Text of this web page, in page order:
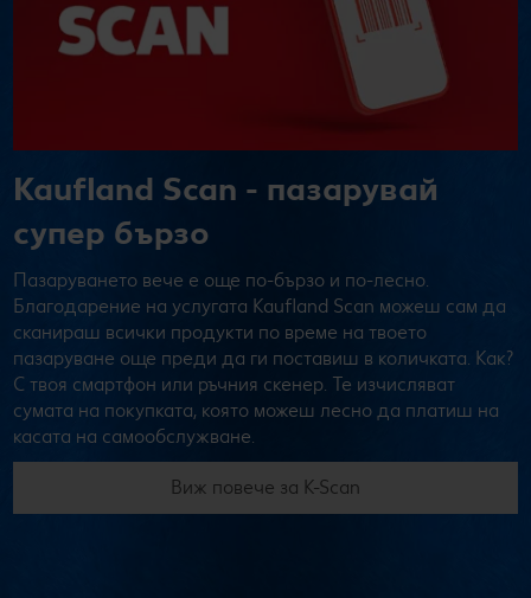
Kaufland Scan - пазарувай
супер бързо
Пазаруването вече е още по-бързо и по-лесно.
Благодарение на услугата Kaufland Scan можеш сам да
сканираш всички продукти по време на твоето
пазаруване още преди да ги поставиш в количката. Как?
С твоя смартфон или ръчния скенер. Те изчисляват
сумата на покупката, която можеш лесно да платиш на
касата на самообслужване.
Виж повече за K-Scan